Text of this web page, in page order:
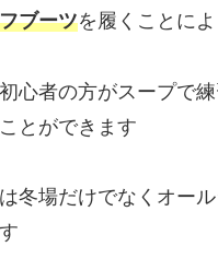
ブーツを履くことに
心者の方がスープで
ことができます
冬場だけでなくオー